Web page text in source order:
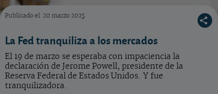
Publicado el 20 marzo 2025
La Fed tranquiliza a los mercados
El 19 de marzo se esperaba con impaciencia la
declaración de Jerome Powell, presidente de la
Reserva Federal de Estados Unidos. Y fue
tranquilizadora.